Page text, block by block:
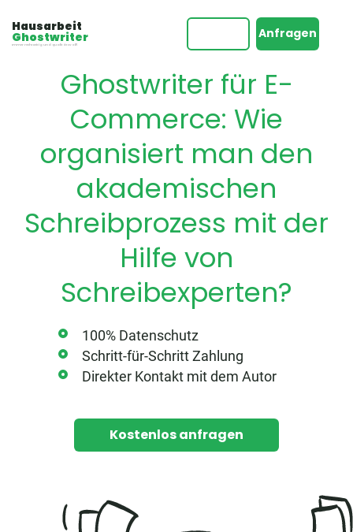
Hausarbeit
Ghostwriter
Immer rechtzeitig und qualitätsvoll!
Anfragen
Ghostwriter für E-
Commerce: Wie
organisiert man den
akademischen
Schreibprozess mit der
Hilfe von
Schreibexperten?
100% Datenschutz
Schritt-für-Schritt Zahlung
Direkter Kontakt mit dem Autor
Kostenlos anfragen